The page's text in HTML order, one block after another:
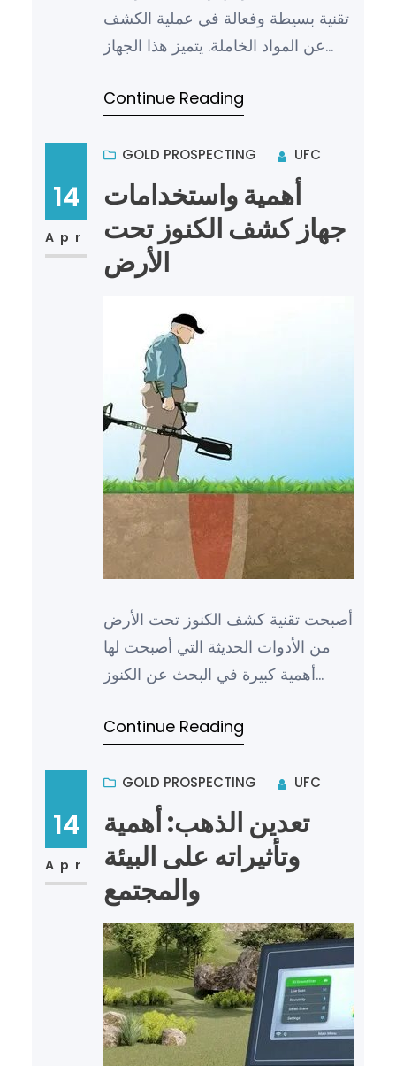
تقنية بسيطة وفعالة في عملية الكشف
عن المواد الخاملة. يتميز هذا الجهاز
Continue Reading
14
Apr
GOLD PROSPECTING UFC
أهمية واستخدامات
جهاز كشف الكنوز تحت
الأرض
أصبحت تقنية كشف الكنوز تحت الأرض
من الأدوات الحديثة التي أصبحت لها
أهمية كبيرة في البحث عن الكنوز
Continue Reading
14
Apr
GOLD PROSPECTING UFC
تعدين الذهب: أهمية
وتأثيراته على البيئة
والمجتمع